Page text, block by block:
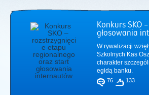
Konkurs SKO
głosowania
W rywalizacji
Szkolnych Kas
charakter
egidą banku.
76 133